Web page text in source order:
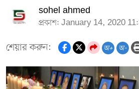
sohel ahmed
প্রকাশ: January 14, 2020
শেয়ার করুন: অ+ অ-
EDITOR & PUBLISHER : SOHEL
ডায়ালসিলেট যাত্রা
CONTACT US